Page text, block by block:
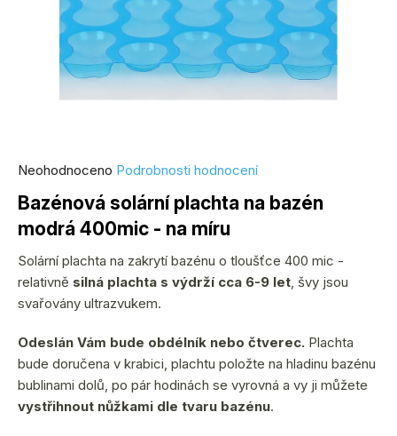
Bazénová solární plachta na bazén
modrá 400mic - na míru
Průměrné
hodnocení
produktu
je
0,0
z
5
Neohodnoceno Podrobnosti hodnocení
Solární plachta na zakrytí bazénu o tloušťce 400 mic -
relativně silná plachta s výdrží cca 6-9 let, švy jsou
svařovány ultrazvukem.
Odeslán Vám bude obdélník nebo čtverec. Plachta
bude doručena v krabici, plachtu položte na hladinu bazénu
bublinami dolů, po pár hodinách se vyrovná a vy ji můžete
vystřihnout nůžkami dle tvaru bazénu.